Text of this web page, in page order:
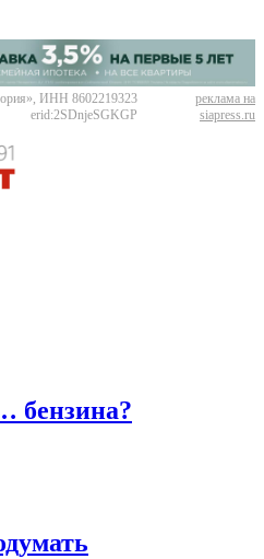
ИНН 8602219323
erid:2SDnjeSGKGP
реклама на
siapress.ru
бензина?